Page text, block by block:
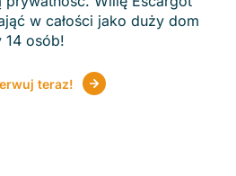
w całości jako duży dom
14 osób!
teraz!